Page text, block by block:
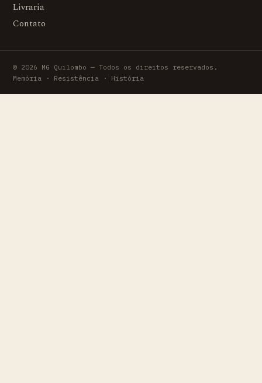
Livraria
Contato
© 2026 MG Quilombo — Todos os direitos reservados.
Memória · Resistência · História